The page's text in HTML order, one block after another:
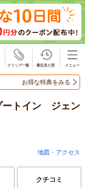
お得な特典をみる
トイン ジェン
地図・アクセス
クチコミ